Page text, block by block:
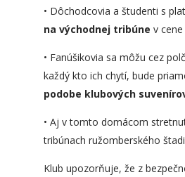
• Dôchodcovia a študenti s
na východnej tribúne v cene
• Fanúšikovia sa môžu cez
každý kto ich chytí, bude
podobe klubových
• Aj v tomto domácom
tribúnach ružomberského
Klub upozorňuje, že z